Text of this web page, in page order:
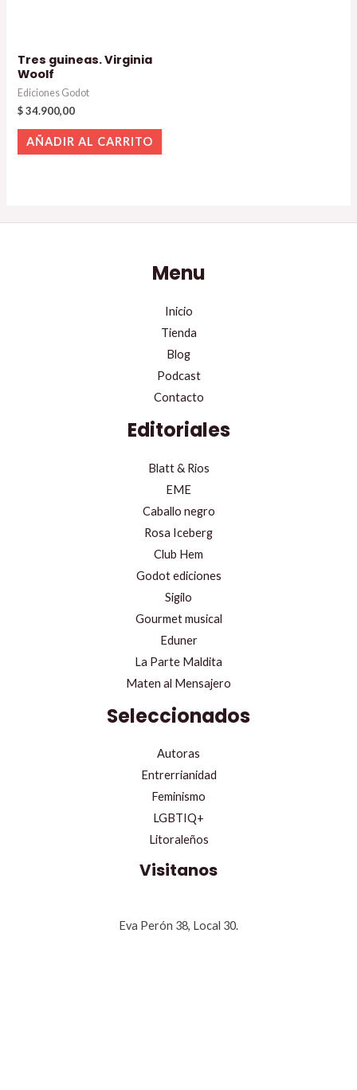
Tres guineas. Virginia
Woolf
Ediciones Godot
$34.900,00
AÑADIR AL CARRITO
Menu
Inicio
Tienda
Blog
Podcast
Contacto
Editoriales
Blatt & Rios
EME
Caballo negro
Rosa Iceberg
Club Hem
Godot ediciones
Sigilo
Gourmet musical
Eduner
La Parte Maldita
Maten al Mensajero
Seleccionados
Autoras
Entrerrianidad
Feminismo
LGBTIQ+
Litoraleños
Visitanos
Eva Perón 38, Local 30.